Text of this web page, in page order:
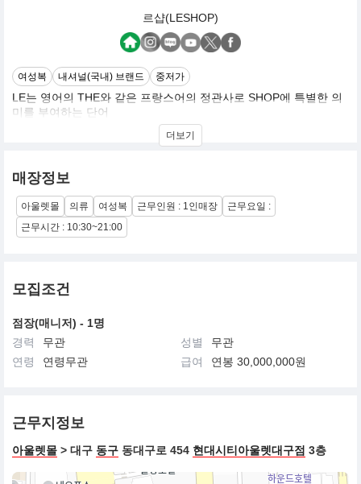
르샵(LESHOP)
여성복 내셔널(국내) 브랜드 중저가
LE는 영어의 THE와 같은 프랑스어의 정관사로 SHOP에 특별한 의
미를 부여하는 단어
LESHOP은 다양하고 트랜드한 패션 상품을 만날 수 있는 특별한 쇼
기존의 ITEM 별 STYLE 수에 따른 상품계획에서 탈피, 완성도 있는
시즌별 핵심 코디네이션 룩을 제안하는 여성 SPA 브랜드.
소비자의 흥미를 유발 시킬 수 있는 요소의 지속적인 전개
더보기
매장정보
아울렛몰 의류 여성복 근무인원 : 1인매장
근무요일 :
근무시간 : 10:30~21:00
모집조건
점장(매니저) - 1명
경력
무관 성별
무관
연령
연령무관 급여 연봉 30,000,000원
근무지정보
아울렛몰 > 대구 동구 동대구로 454 현대시티아울렛대구점 3층